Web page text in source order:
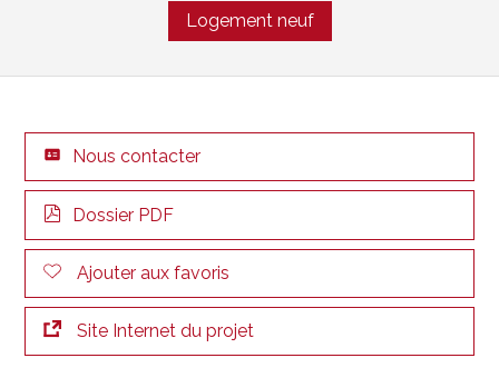
Logement neuf
Nous contacter
Dossier PDF
Ajouter aux favoris
Site Internet du projet